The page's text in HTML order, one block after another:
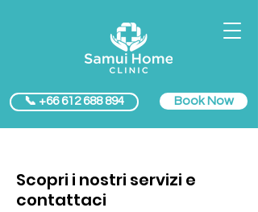
📞 +66 612 688 894 Book Now
Scopri i nostri servizi e
contattaci